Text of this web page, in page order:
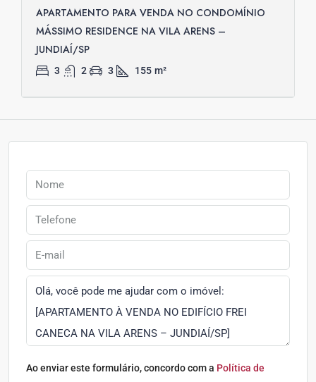
APARTAMENTO PARA VENDA NO CONDOMÍNIO
MÁSSIMO RESIDENCE NA VILA ARENS –
JUNDIAÍ/SP
3 2 3 155 m²
Ao enviar este formulário, concordo com a Política de